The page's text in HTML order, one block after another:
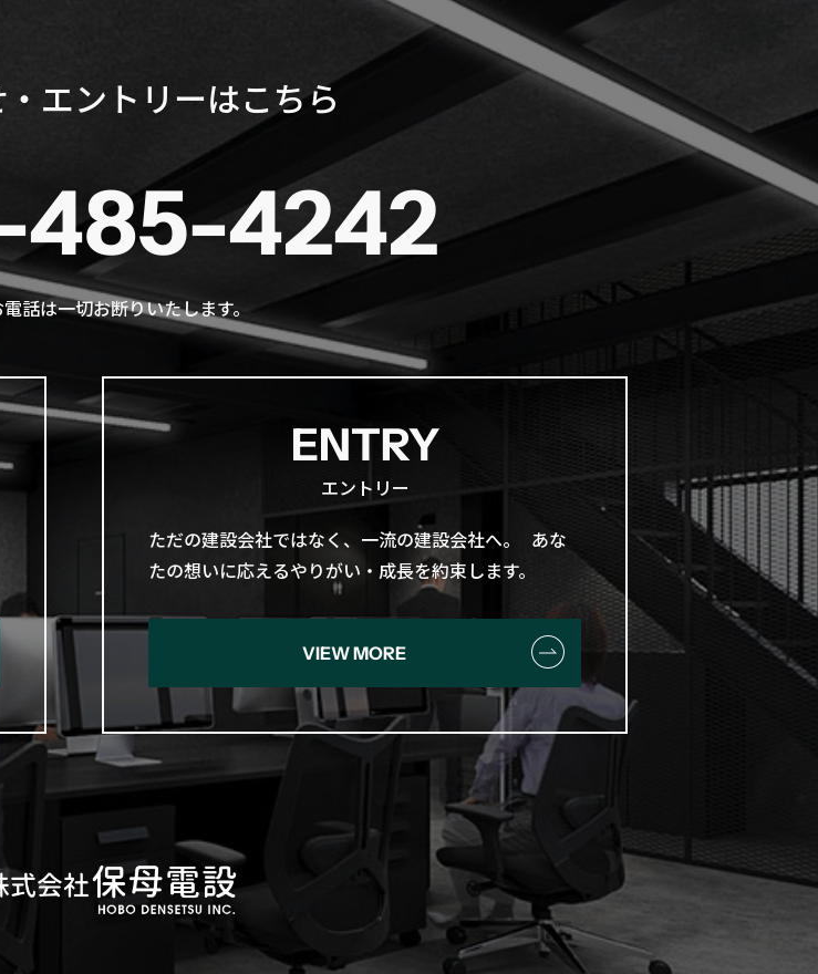
エントリーはこちら
4242
話は一切お断りいたします。
ENTRY
エントリー
ただの​建設会社ではなく、​一流の​建設会社へ。​ あな
たの​想いに​応える​やりがい・成長を​約束します。
VIEW MORE